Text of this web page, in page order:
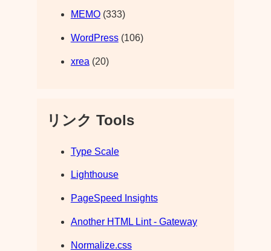
MEMO(333)
WordPress(106)
xrea (20)
リンク Tools
Type Scale
Lighthouse
PageSpeed Insights
Another HTML Lint - Gateway
Normalize.css